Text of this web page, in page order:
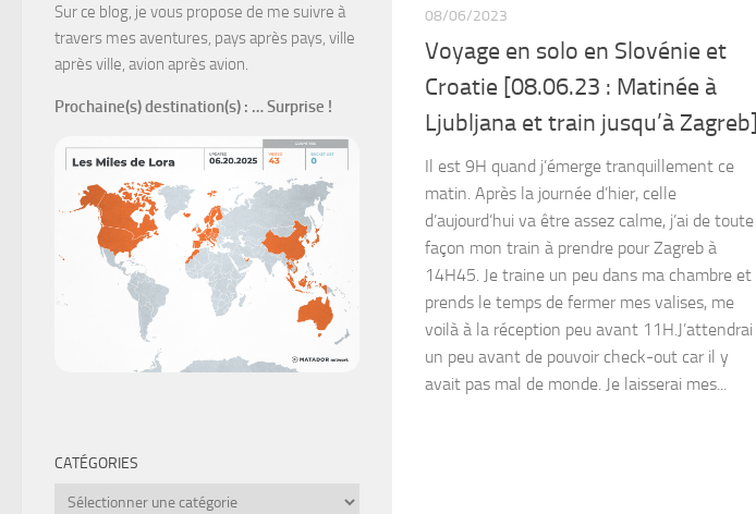
08/06/2023
Voyage en solo en Slovénie et
Croatie [08.06.23 : Matinée à
Ljubljana et train jusqu’à Zagreb]
Il est 9H quand j’émerge tranquillement ce
matin. Après la journée d’hier, celle
d’aujourd’hui va être assez calme, j’ai de toute
façon mon train à prendre pour Zagreb à
14H45. Je traine un peu dans ma chambre et
prends le temps de fermer mes valises, me
voilà à la réception peu avant 11H.J’attendrai
un peu avant de pouvoir check-out car il y
avait pas mal de monde. Je laisserai mes...
Sur ce blog, je vous propose de me suivre à
travers mes aventures, pays après pays, ville
après ville, avion après avion.
Prochaine(s) destination(s) : … Surprise !
CATÉGORIES
Catégories